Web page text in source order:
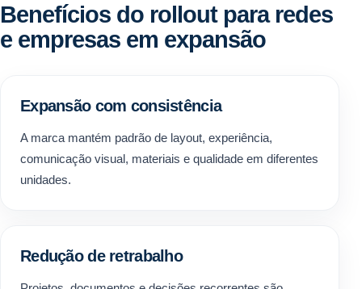
Benefícios do rollout para redes
e empresas em expansão
Expansão com consistência
A marca mantém padrão de layout, experiência,
comunicação visual, materiais e qualidade em diferentes
unidades.
Redução de retrabalho